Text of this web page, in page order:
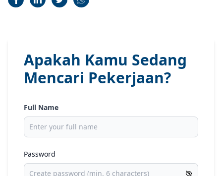
Apakah Kamu Sedang
Mencari Pekerjaan?
Full Name
Password